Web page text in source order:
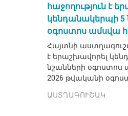
հաջողություն է
կենդանակերպի 5
օգոստոս ամսվա
Հայտնի
է երաշխավորել
նշանների օգոստոս
2026 թվականի
ԱՍՏՂԱԳՈՒՇԱԿ